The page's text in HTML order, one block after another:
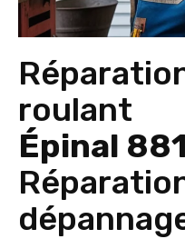
roulant
Épinal